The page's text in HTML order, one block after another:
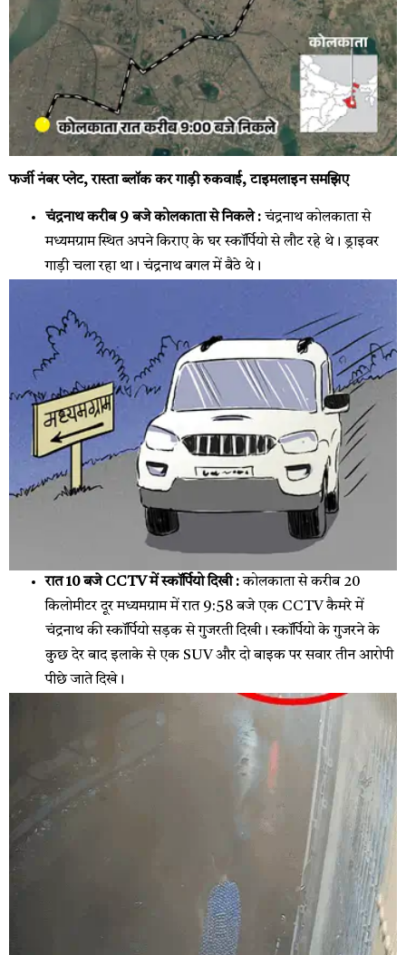
फर्जी नंबर प्लेट, रास्ता ब्लॉक कर गाड़ी रुकवाई, टाइमलाइन समझिए
चंद्रनाथ करीब 9 बजे कोलकाता से निकले : चंद्रनाथ कोलकाता से
मध्यमग्राम स्थित अपने किराए के घर स्कॉर्पियो से लौट रहे थे। ड्राइवर
गाड़ी चला रहा था। चंद्रनाथ बगल में बैठे थे।
रात 10 बजे CCTV में स्कॉर्पियो दिखी :कोलकाता से करीब 20
किलोमीटर दूर मध्यमग्राम में रात 9:58 बजे एक CCTV कैमरे में
चंद्रनाथ की स्कॉर्पियो सड़क से गुजरती दिखी। स्कॉर्पियो के गुजरने के
कुछ देर बाद इलाके से एक SUV और दो बाइक पर सवार तीन आरोपी
पीछे जाते दिखे।